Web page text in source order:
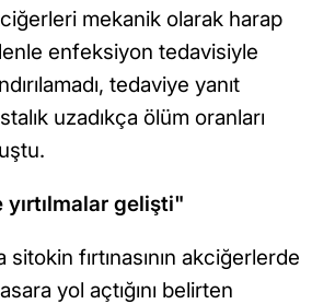
mekanik olarak harap
enfeksiyon tedavisiyle
tedaviye yanıt
uzadıkça ölüm oranları
gelişti"
fırtınasının akciğerlerde
yol açtığını belirten